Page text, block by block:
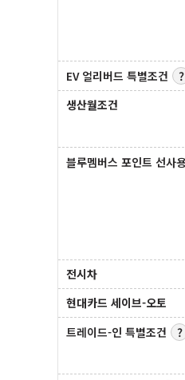
EV 얼리버드 특별조건
생산월조건
블루멤버스 포인트 선사
전시차
현대카드 세이브-오토
트레이드-인 특별조건